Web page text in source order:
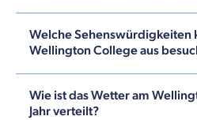
Welche Sehenswürdigkeiten
Wellington College aus
Wie ist das Wetter am
Jahr verteilt?